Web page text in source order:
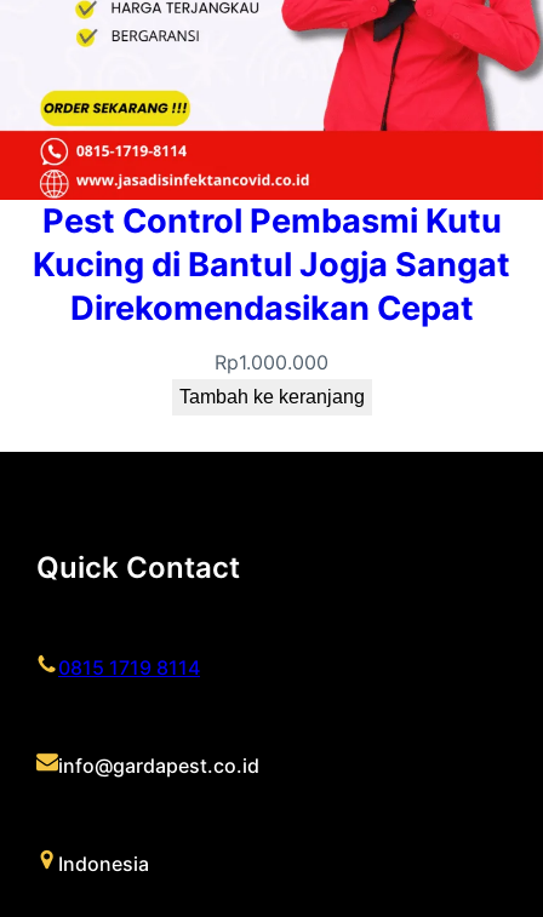
Pest Control Pembasmi Kutu
Kucing di Bantul Jogja Sangat
Direkomendasikan Cepat
Rp1.000.000
Tambah ke keranjang
Quick Contact
0815 1719 8114
info@gardapest.co.id
Indonesia